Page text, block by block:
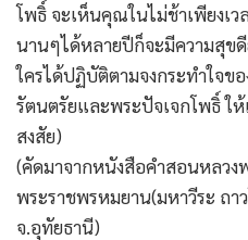
โพธิ์ จะเห็นคุณในไม่ช้าเพียงเว
นานๆได้หลายปีก็จะมีความสุข
ใครได้ปฏิบัติตามจงกระทำใจข
รัตนตรัยและพระปัจเจกโพธิ์ ใ
สงสัย)
(คัดมาจากหนังสือคำสอนหลวง
พระราชพรหมยาน(มหาวีระ ถา
จ.อุทัยธานี)